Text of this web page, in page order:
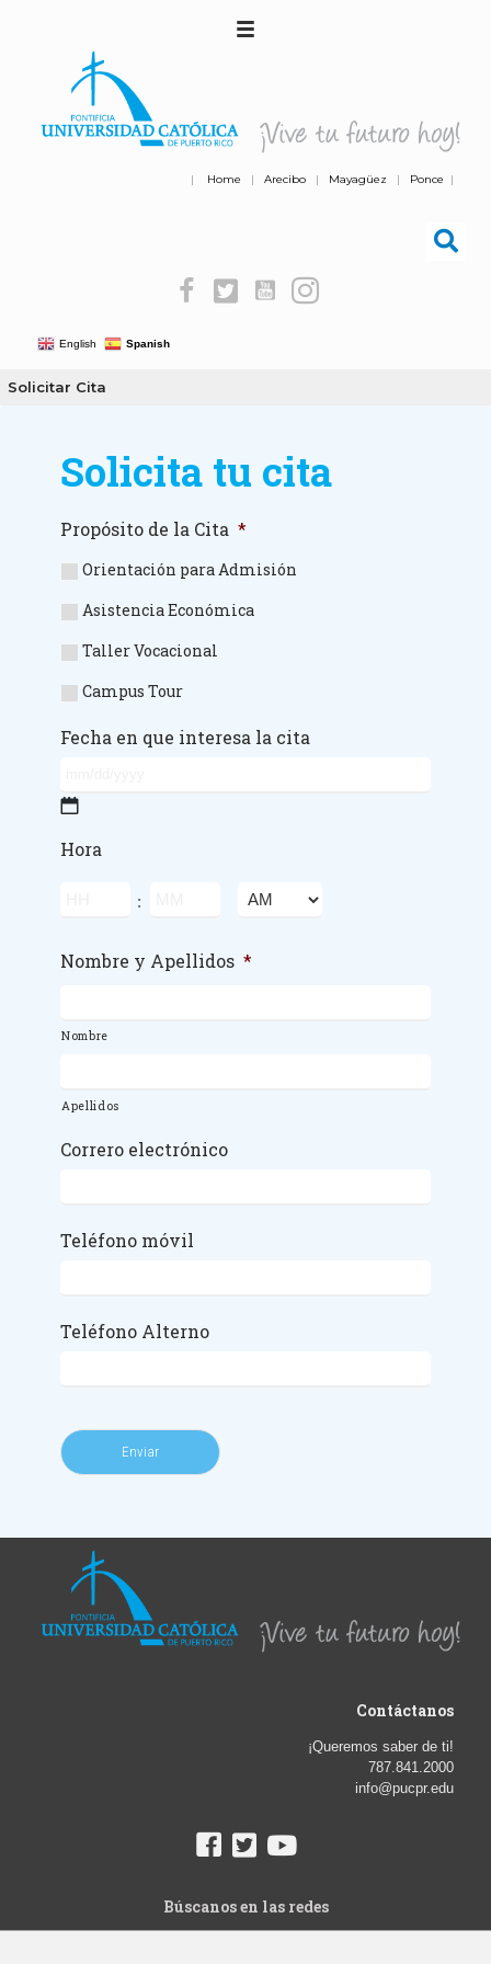
| Home | Arecibo | Mayagüez | Ponce |
English Spanish
Solicitar Cita
Solicita tu cita
Propósito de la Cita *
Orientación para Admisión
Asistencia Económica
Taller Vocacional
Campus Tour
Fecha en que interesa la cita
slash
Hora
:
Nombre y Apellidos *
Nombre
Apellidos
Correro electrónico
Teléfono móvil
Teléfono Alterno
Contáctanos
¡Queremos saber de ti!
787.841.2000
info@pucpr.edu
Búscanos en las redes